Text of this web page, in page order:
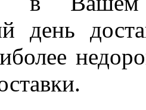
день